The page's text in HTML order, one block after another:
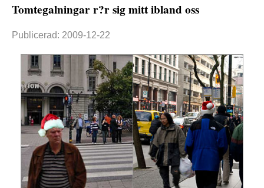
Tomtegalningar r?r sig mitt ibland oss
Publicerad: 2009-12-22